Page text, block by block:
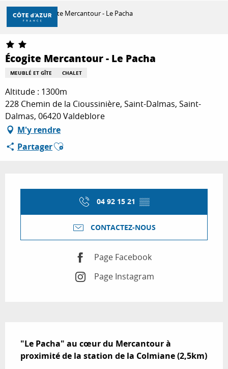
Aller
contenu
principal
DÉCOUVRIR
À FAIRE
SÉJOURNER
Accueil Écogite Mercantour - Le Pacha
Écogite Mercantour - Le Pacha
MEUBLÉ ET GÎTE CHALET
Altitude : 1300m
228 Chemin de la Cioussinière, Saint-Dalmas, Saint-
Dalmas, 06420 Valdeblore
M'y rendre
PartagerAjouter aux favoris
04 92 15 21 ▒▒
CONTACTEZ-NOUS
Page Facebook
Page Instagram
"Le Pacha" au cœur du Mercantour à
proximité de la station de la Colmiane (2,5km)